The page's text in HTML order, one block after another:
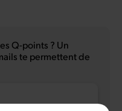
Q-points ? Un
te permettent de